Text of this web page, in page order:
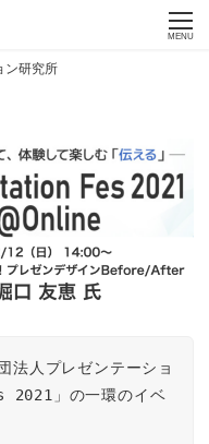
MENU
ン研究所
法人プレゼンテーショ
」の一環のイベ